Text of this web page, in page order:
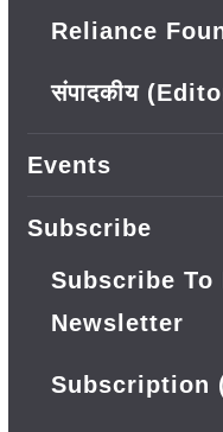
Reliance
संपादकीय
Events
Subscribe
Subscribe
Newsletter
Subscription